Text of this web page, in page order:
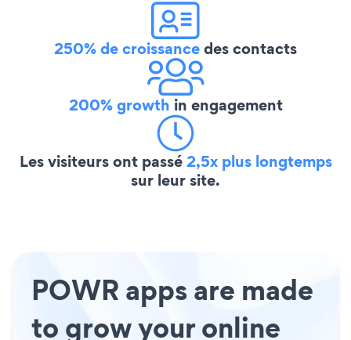
250% de croissancedes contacts
200% growth in engagement
Les visiteurs ont passé2,5x plus longtemps
sur leur site.
POWR apps are made
to grow your online